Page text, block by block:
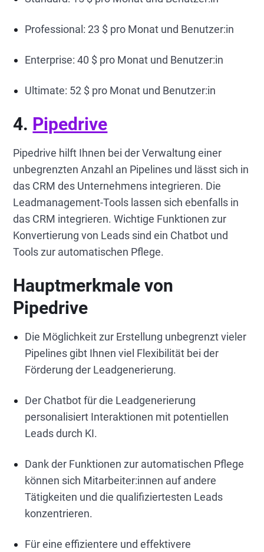
Professional: 23 $ pro Monat und Benutzer:in
Enterprise: 40 $ pro Monat und Benutzer:in
Ultimate: 52 $ pro Monat und Benutzer:in
4. Pipedrive
Pipedrive hilft Ihnen bei der Verwaltung einer
unbegrenzten Anzahl an Pipelines und lässt sich in
das CRM des Unternehmens integrieren. Die
Leadmanagement-Tools lassen sich ebenfalls in
das CRM integrieren. Wichtige Funktionen zur
Konvertierung von Leads sind ein Chatbot und
Tools zur automatischen Pflege.
Hauptmerkmale von
Pipedrive
Die Möglichkeit zur Erstellung unbegrenzt vieler
Pipelines gibt Ihnen viel Flexibilität bei der
Förderung der Leadgenerierung.
Der Chatbot für die Leadgenerierung
personalisiert Interaktionen mit potentiellen
Leads durch KI.
Dank der Funktionen zur automatischen Pflege
können sich Mitarbeiter:innen auf andere
Tätigkeiten und die qualifiziertesten Leads
konzentrieren.
Für eine effizientere und effektivere